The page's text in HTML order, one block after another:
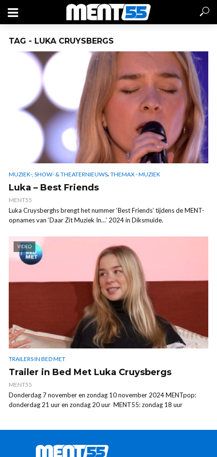
TAG - LUKA CRUYSBERGS
MUZIEK-, SHOW- & THEATERNIEUWS, THEMAX - MUZIEK
Luka – Best Friends
MENT55
Luka Cruysberghs brengt het nummer ‘Best Friends’ tijdens de MENT-
opnames van ‘Daar Zit Muziek In…’ 2024 in Diksmuide.
VIDEO
TRAILERS IN BED MET
Trailer in Bed Met Luka Cruysbergs
MENT55
Donderdag 7 november en zondag 10 november 2024 MENTpop:
donderdag 21 uur en zondag 20 uur MENT55: zondag 18 uur